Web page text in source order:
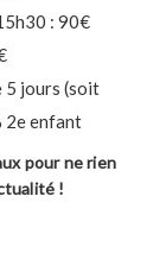
: 90€
5 jours (soit
2e enfant
pour ne rien
!